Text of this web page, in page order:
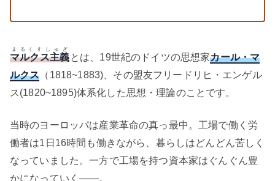
マルクス主義
まるくすしゅぎ
とは、19世紀のドイツの思想家カール・マ
ルクス （1818~1883)、その盟友フリードリヒ・エンゲル
ス(1820~1895)体系化した思想・理論のことです。
当時のヨーロッパは産業革命の真っ最中。工場で働く労
働者は1日16時間も働きながら、暮らしはどんどん苦しく
なっていました。一方で工場を持つ資本家はぐんぐん豊
かになっていく——。